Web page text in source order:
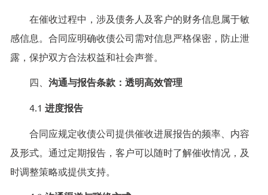
在催收过程中，涉及债务人及客户的财务信息属于敏
感信息。合同应明确收债公司需对信息严格保密，防止泄
露，保护双方合法权益和社会声誉。
四、 沟通与报告条款：透明高效管理
4.1 进度报告
合同应规定收债公司提供催收进展报告的频率、内容
及形式。通过定期报告，客户可以随时了解催收情况，及
时调整策略或提供支持。